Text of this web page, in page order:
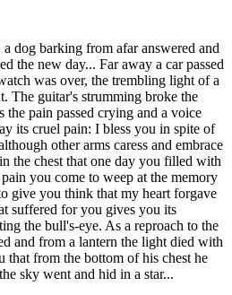
dog barking from afar answered and
the new day... Far away a car passed
was over, the trembling light of a
The guitar's strumming broke the
the pain passed crying and a voice
its cruel pain: I bless you in spite of
other arms caress and embrace
the chest that one day you filled with
you come to weep at the memory
give you think that my heart forgave
suffered for you gives you its
the bull's-eye. As a reproach to the
and from a lantern the light died with
that from the bottom of his chest he
sky went and hid in a star...